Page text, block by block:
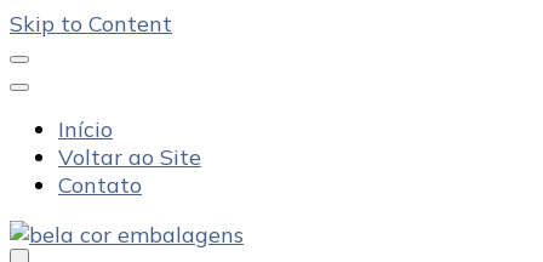
Skip to Content
Início
Voltar ao Site
Contato